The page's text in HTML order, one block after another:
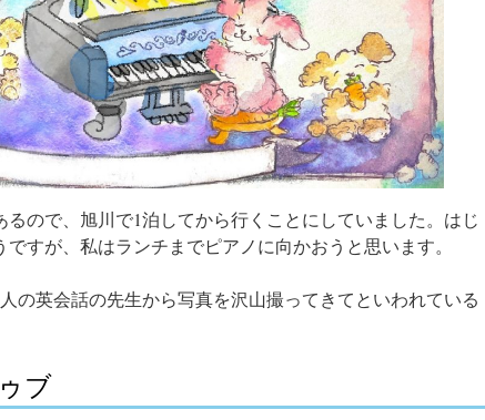
ので、旭川で1泊してから行くことにしていました。はじ
すが、私はランチまでピアノに向かおうと思います。
の英会話の先生から写真を沢山撮ってきてといわれている
ブ